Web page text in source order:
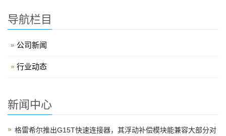
导航栏目
公司新闻
行业动态
新闻中心
格雷希尔推出G15T快速连接器，其浮动补偿模块能兼容大部分对